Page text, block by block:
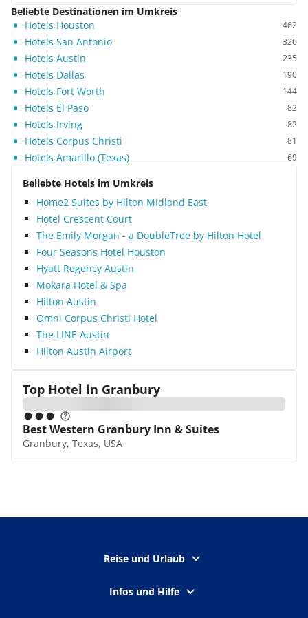
Beliebte Destinationen im Umkreis
Hotels Houston
462
Hotels San Antonio 326
Hotels Austin 235
Hotels Dallas 190
Hotels Fort Worth 144
Hotels El Paso 82
Hotels Irving 82
Hotels Corpus Christi 81
Hotels Amarillo (Texas) 69
Beliebte Hotels im Umkreis
Home2 Suites by Hilton Midland East
Hotel Crescent Court
The Emily Morgan - a DoubleTree by Hilton Hotel
Four Seasons Hotel Houston
Hyatt Regency Austin
Mokara Hotel & Spa
Hilton Austin
Omni Corpus Christi Hotel
The LINE Austin
Hilton Austin Airport
Top Hotel in Granbury
Best Western Granbury Inn & Suites
Granbury, Texas, USA
Reise und Urlaub
Infos und Hilfe